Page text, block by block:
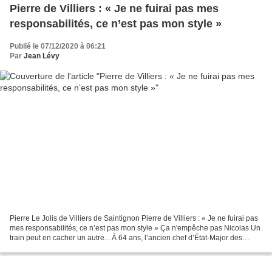
Pierre de Villiers : « Je ne fuirai pas mes
responsabilités, ce n’est pas mon style »
Publié le 07/12/2020 à 06:21
Par Jean Lévy
Pierre Le Jolis de Villiers de Saintignon Pierre de Villiers : « Je ne fuirai pas
mes responsabilités, ce n’est pas mon style » Ça n'empêche pas Nicolas Un
train peut en cacher un autre... À 64 ans, l’ancien chef d’État-Major des